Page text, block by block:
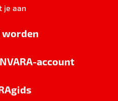
je aan
worden
account